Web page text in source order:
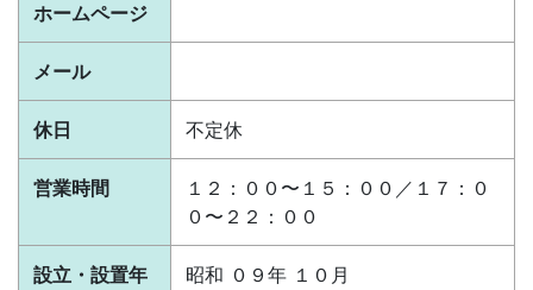
ホームページ
メール
休日 不定休
営業時間
１２：００〜１５：００／１７：０
０〜２２：００
設立・設置年
昭和 ０９年 １０月